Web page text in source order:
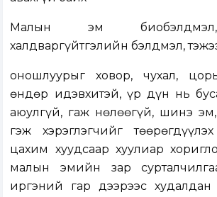
Малын эм
халдваргүйтгэлийн бэлдмэл,
оношлуурыг ховор, чухал,
өндөр идэвхитэй, үр дүн нь
аюулгүй, гаж нөлөөгүй, шинэ эм,
гэж хэрэглэгчийг
цахим хуудсаар хуулиар
малын эмийн зар
иргэний гар дээрээс худалдан